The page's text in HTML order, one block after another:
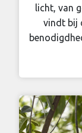
licht, van
vindt bij